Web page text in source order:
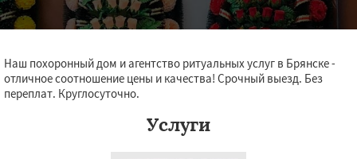
Наш похоронный дом и агентство ритуальных услуг в Брянске -
отличное соотношение цены и качества! Срочный выезд. Без
переплат. Круглосуточно.
Услуги